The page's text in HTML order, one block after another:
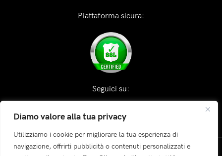
Diamo valore alla tua privacy
Utilizziamo i cookie per migliorare la tua esperienza di
navigazione, offrirti pubblicità o contenuti personalizzati e
Piattaforma sicura:
Seguici su: